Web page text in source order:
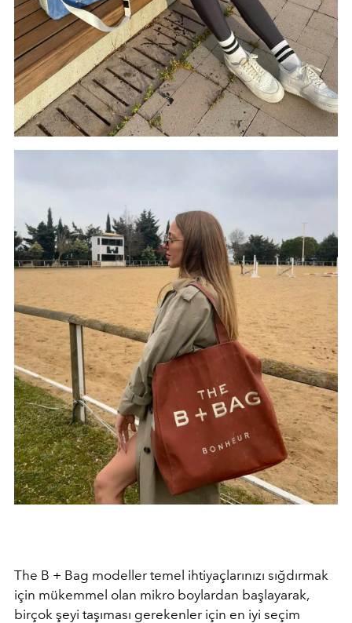
The B + Bag modeller temel ihtiyaçlarınızı sığdırmak
için mükemmel olan mikro boylardan başlayarak,
birçok şeyi taşıması gerekenler için en iyi seçim